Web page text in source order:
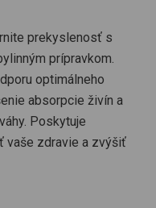
prekyslenosť s
prípravkom.
optimálneho
absorpcie živín a
Poskytuje
vaše zdravie a zvýšiť